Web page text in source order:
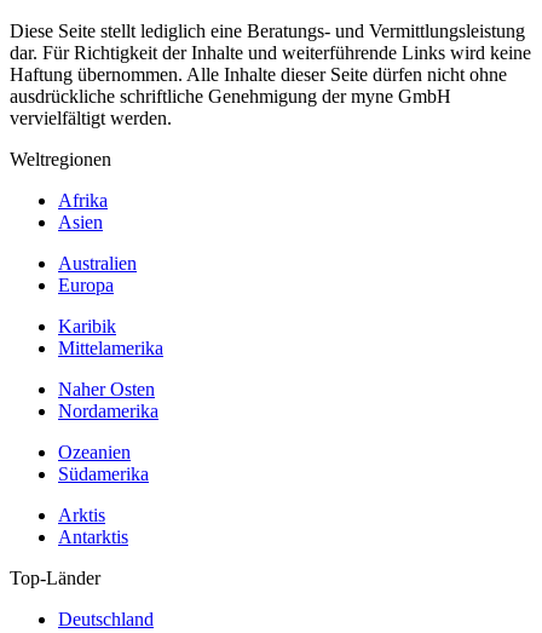
Diese Seite stellt lediglich eine Beratungs- und Vermittlungsleistung
dar. Für Richtigkeit der Inhalte und weiterführende Links wird keine
Haftung übernommen. Alle Inhalte dieser Seite dürfen nicht ohne
ausdrückliche schriftliche Genehmigung der myne GmbH
vervielfältigt werden.
Weltregionen
Afrika
Asien
Australien
Europa
Karibik
Mittelamerika
Naher Osten
Nordamerika
Ozeanien
Südamerika
Arktis
Antarktis
Top-Länder
Deutschland